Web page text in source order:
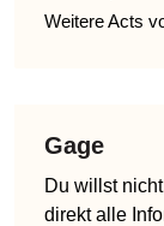
Weitere Acts
Gage
Du willst
direkt alle